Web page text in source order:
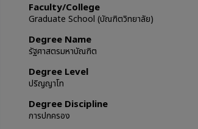
Faculty/College
Graduate School (บัณฑิตวิทยาลัย)
Degree Name
รัฐศาสตรมหาบัณฑิต
Degree Level
ปริญญาโท
Degree Discipline
การปกครอง